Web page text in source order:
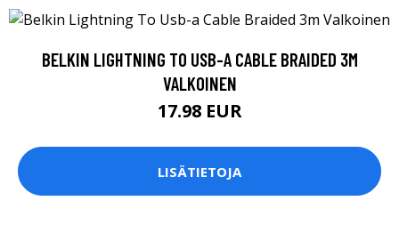
BELKIN LIGHTNING TO USB-A CABLE BRAIDED 3M
VALKOINEN
17.98 EUR
LISÄTIETOJA